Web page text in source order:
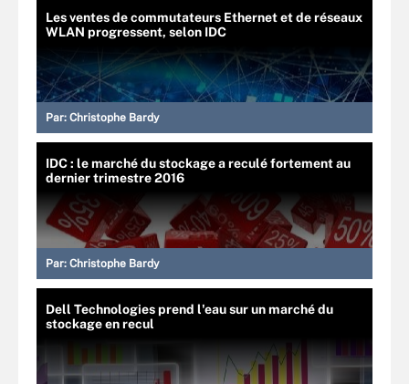
Les ventes de commutateurs Ethernet et de réseaux
WLAN progressent, selon IDC
Par: Christophe Bardy
IDC : le marché du stockage a reculé fortement au
dernier trimestre 2016
Par: Christophe Bardy
Dell Technologies prend l'eau sur un marché du
stockage en recul